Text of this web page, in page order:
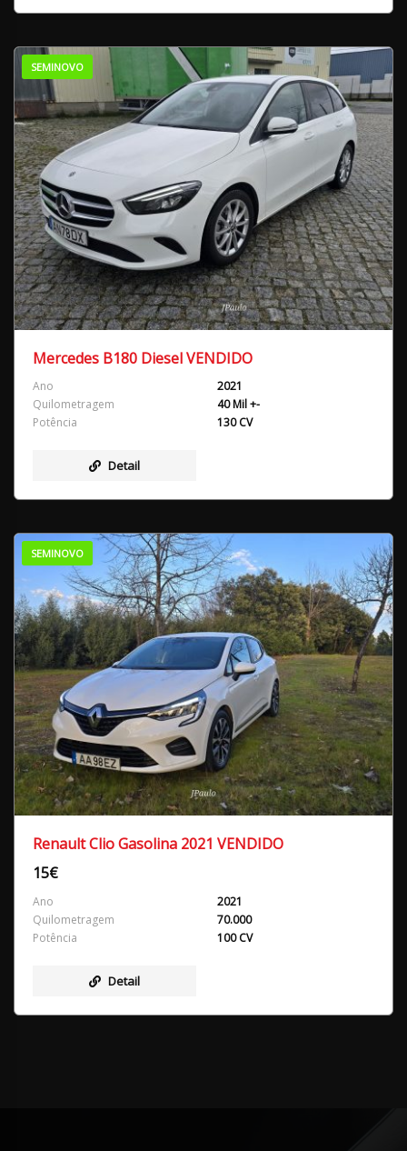
SEMINOVO
Mercedes B180 Diesel VENDIDO
Ano
2021
Quilometragem
40 Mil +-
Potência
130 CV
Detail
SEMINOVO
Renault Clio Gasolina 2021 VENDIDO
15€
Ano
2021
Quilometragem
70.000
Potência
100 CV
Detail